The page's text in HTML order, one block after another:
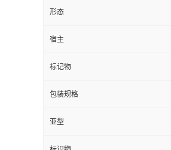
形态
宿主
标记物
包装规格
亚型